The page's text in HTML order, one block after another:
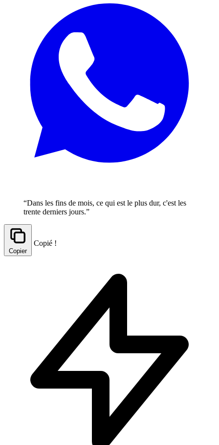
“Dans les fins de mois, ce qui est le plus dur, c'est les
trente derniers jours.”
Copier
Copié !